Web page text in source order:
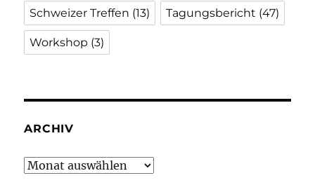
Schweizer Treffen (13) Tagungsbericht (47)
Workshop (3)
ARCHIV
Archiv